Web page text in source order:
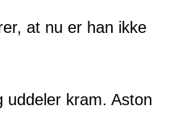
at nu er han ikke
kram. Aston